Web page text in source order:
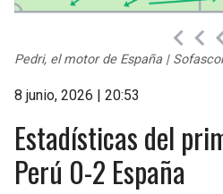
Pedri, el motor de España |
8 junio, 2026 | 20:53
Estadísticas del
Perú 0-2 España